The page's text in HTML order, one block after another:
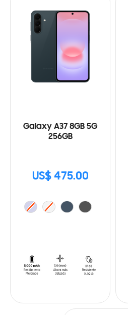
Galaxy A37 8GB 5G
256GB
US$ 475.00